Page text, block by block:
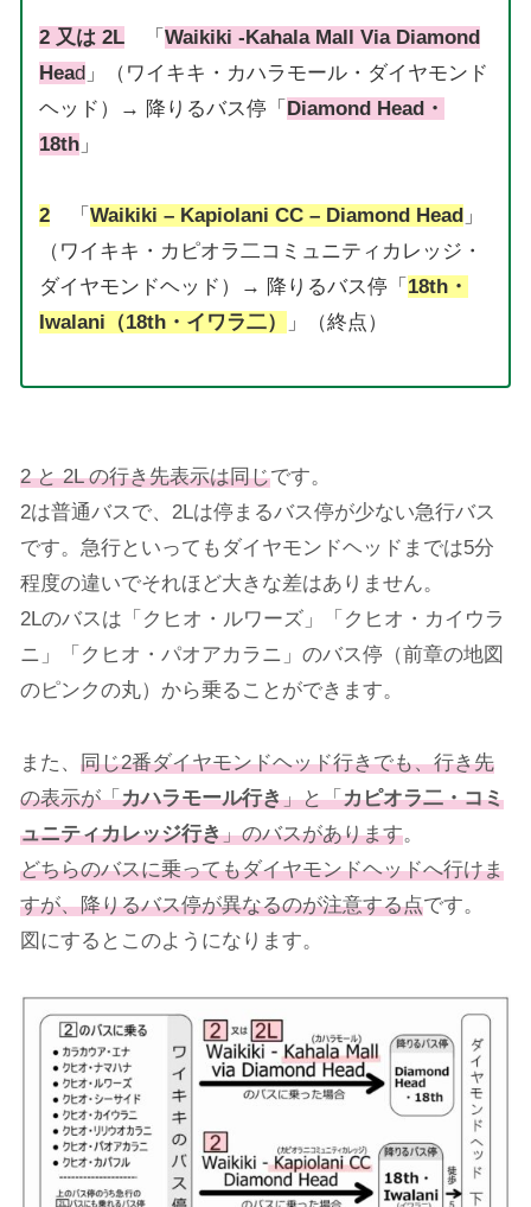
2 又は 2L 「 Waikiki -Kahala Mall Via Diamond
Head」（ワイキキ・カハラモール・ダイヤモンド
ヘッド）→ 降りるバス停「 Diamond Head・
18th」
2 「 Waikiki – Kapiolani CC – Diamond Head 」
（ワイキキ・カピオラ二コミュニティカレッジ・
ダイヤモンドヘッド）→ 降りるバス停「 18th・
Iwalani（18th・イワラ二）
」（終点）
2 と 2L の行き先表示は同じです。
2は普通バスで、2Lは停まるバス停が少ない急行バス
です。急行といってもダイヤモンドヘッドまでは5分
程度の違いでそれほど大きな差はありません。
2Lのバスは「クヒオ・ルワーズ」「クヒオ・カイウラ
ニ」「クヒオ・パオアカラニ」のバス停（前章の地図
のピンクの丸）から乗ることができます。
また、 同じ2番ダイヤモンドヘッド行きでも、行き先
の表示が「カハラモール行き」と「カピオラ二・コミ
ュニティカレッジ行き」のバスがあります。
どちらのバスに乗ってもダイヤモンドヘッドへ行けま
すが、降りるバス停が異なるのが注意する点です。
図にするとこのようになります。